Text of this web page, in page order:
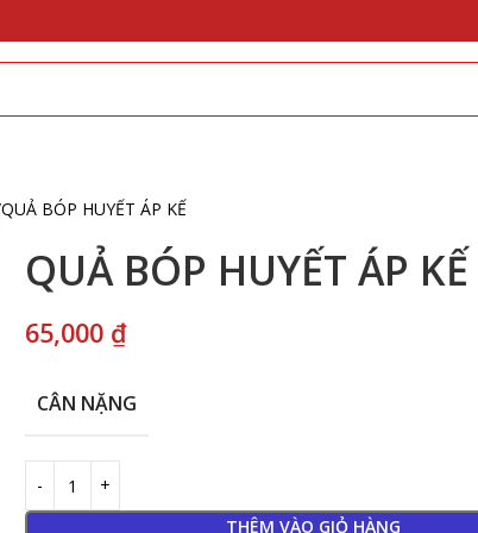
QUẢ BÓP HUYẾT ÁP KẾ
QUẢ BÓP HUYẾT ÁP KẾ
65,000 ₫
CÂN NẶNG
THÊM VÀO GIỎ HÀNG